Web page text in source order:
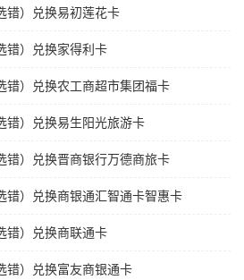
错）兑换易初莲花卡
错）兑换家得利卡
错）兑换农工商超市集团福卡
错）兑换易生阳光旅游卡
错）兑换晋商银行万德商旅卡
错）兑换商银通汇智通卡智惠卡
错）兑换商联通卡
错）兑换富友商银通卡